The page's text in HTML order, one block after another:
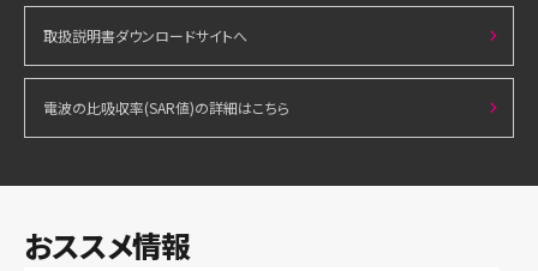
取扱説明書ダウンロードサイトへ
電波の比吸収率(SAR値)の詳細はこちら
おススメ情報